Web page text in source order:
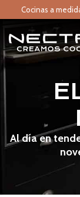
Cocinas a
Al día en